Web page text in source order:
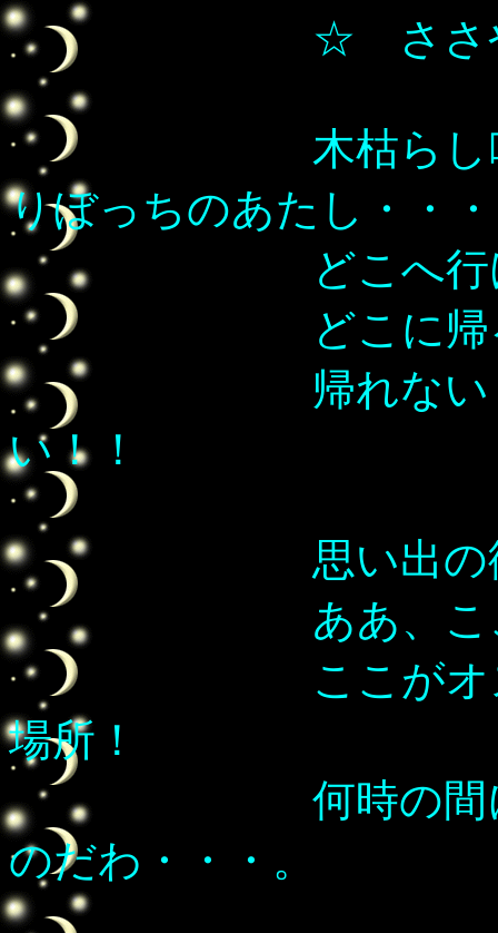
☆ ささやかな
木枯らし吹き付
りぼっちのあたし・・
どこへ行けば
どこに帰ると
帰れない！ ジ
い！！
思い出の街角で
ああ、ここ
ここがオスカル
場所！
何時の間にかこ
のだわ・・・。